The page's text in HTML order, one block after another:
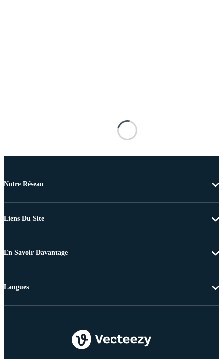
Notre Réseau
Liens Du Site
En Savoir Davantage
Langues